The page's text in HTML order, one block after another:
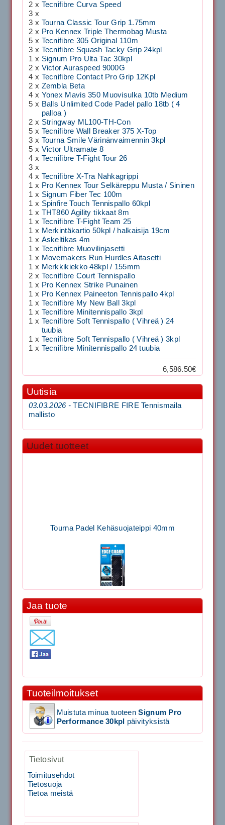
2 x Tecnifibre Curva Speed
3 x
3 x Tourna Classic Tour Grip 1.75mm
2 x Pro Kennex Triple Thermobag Musta
5 x Tecnifibre 305 Original 110m
3 x Tecnifibre Squash Tacky Grip 24kpl
1 x Signum Pro Ulta Tac 30kpl
2 x Victor Auraspeed 9000G
4 x Tecnifibre Contact Pro Grip 12Kpl
2 x Zembla Beta
4 x Yonex Mavis 350 Muovisulka 10tb Medium
5 x Balls Unlimited Code Padel pallo 18tb ( 4
palloa )
2 x Stringway ML100-TH-Con
5 x Tecnifibre Wall Breaker 375 X-Top
3 x Tourna Smile Värinänvaimennin 3kpl
5 x Victor Ultramate 8
4 x Tecnifibre T-Fight Tour 26
3 x
4 x Tecnifibre X-Tra Nahkagrippi
1 x Pro Kennex Tour Selkäreppu Musta / Sininen
1 x Signum Fiber Tec 100m
1 x Spinfire Touch Tennispallo 60kpl
1 x THT860 Agility tikkaat 8m
1 x Tecnifibre T-Fight Team 25
1 x Merkintäkartio 50kpl / halkaisija 19cm
1 x Askeltikas 4m
1 x Tecnifibre Muovilinjasetti
1 x Movemakers Run Hurdles Aitasetti
1 x Merkkikiekko 48kpl / 155mm
2 x Tecnifibre Court Tennispallo
1 x Pro Kennex Strike Punainen
1 x Pro Kennex Paineeton Tennispallo 4kpl
1 x Tecnifibre My New Ball 3kpl
1 x Tecnifibre Minitennispallo 3kpl
1 x Tecnifibre Soft Tennispallo ( Vihreä ) 24
tuubia
1 x Tecnifibre Soft Tennispallo ( Vihreä ) 3kpl
1 x Tecnifibre Minitennispallo 24 tuubia
6,586.50€
Uutisia
03.03.2026 -TECNIFIBRE FIRE Tennismaila
mallisto
Uudet tuotteet
Signum S-7000 Jännityskone (Pöytämalli)
1,650.00€
SIGNUM S-7000 &...
Signum S-7000 Jännityskone (Jalustamalli)
40883 Harjasosa hiekkanurmiharjaan
Jaa tuote
Tuoteilmoitukset
Muistuta minua tuoteenSignum Pro
Performance 30kpl
päivityksistä
Tietosivut
Toimitusehdot
Tietosuoja
Tietoa meistä